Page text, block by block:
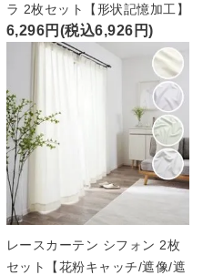
ラ 2枚セット【形状記憶加工】
6,296円(税込6,926円)
レースカーテン シフォン 2枚
セット【花粉キャッチ/遮像/遮